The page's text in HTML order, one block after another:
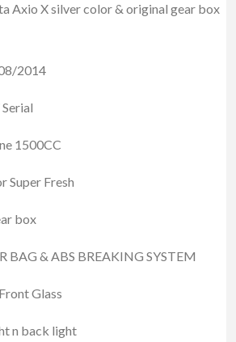
Axio X silver color & original gear box
2014
1500CC
Super Fresh
box
BAG & ABS BREAKING SYSTEM
Glass
n back light